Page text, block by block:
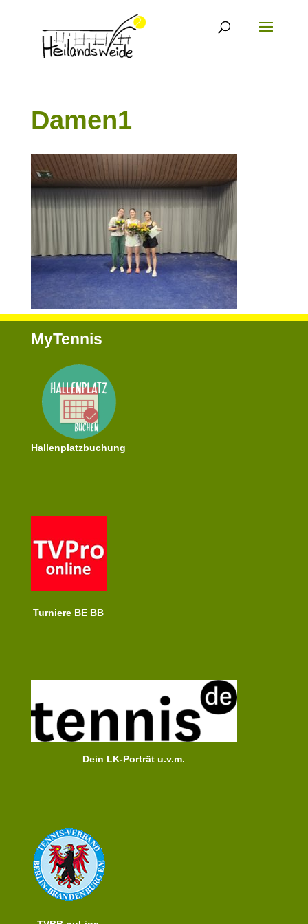
Damen1
MyTennis
Hallenplatzbuchung
Turniere BE BB
Dein LK-Porträt u.v.m.